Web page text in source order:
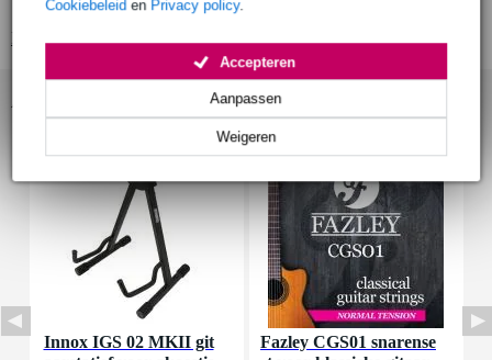
Cookiebeleid en Privacy policy.
Weigeren
Aanpassen
Accepteren
Innox IGS 02 MKII git
Fazley CGS01 snarense